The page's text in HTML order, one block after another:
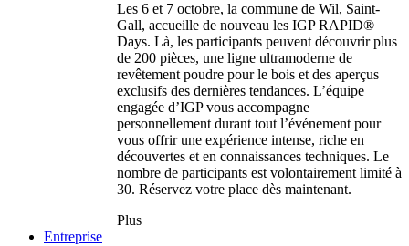
Les 6 et 7 octobre, la commune de Wil, Saint-
Gall, accueille de nouveau les IGP RAPID®
Days. Là, les participants peuvent découvrir plus
de 200 pièces, une ligne ultramoderne de
revêtement poudre pour le bois et des aperçus
exclusifs des dernières tendances. L’équipe
engagée d’IGP vous accompagne
personnellement durant tout l’événement pour
vous offrir une expérience intense, riche en
découvertes et en connaissances techniques. Le
nombre de participants est volontairement limité à
30. Réservez votre place dès maintenant.
Plus
Entreprise